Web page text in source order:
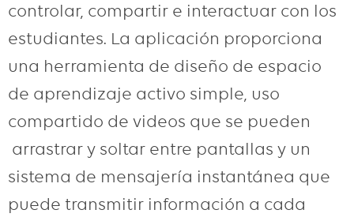
controlar, compartir e interactuar con los
estudiantes. La aplicación proporciona
una herramienta de diseño de espacio
de aprendizaje activo simple, uso
compartido de videos que se pueden
arrastrar y soltar entre pantallas y un
sistema de mensajería instantánea que
puede transmitir información a cada